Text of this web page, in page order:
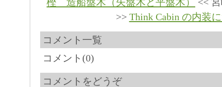
>> Think Cabin の内装
コメント一覧
コメント(0)
コメントをどうぞ